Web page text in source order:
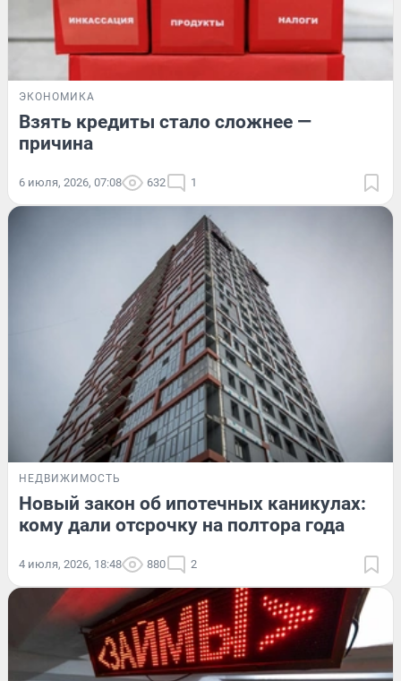
ЭКОНОМИКА
Взять кредиты стало сложнее —
причина
6 июля, 2026, 07:08 632 1
НЕДВИЖИМОСТЬ
Новый закон об ипотечных каникулах:
кому дали отсрочку на полтора года
4 июля, 2026, 18:48 880 2